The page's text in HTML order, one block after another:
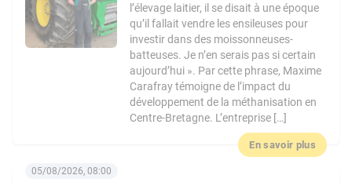
l’élevage laitier, il se disait à une époque
qu’il fallait vendre les ensileuses pour
investir dans des moissonneuses-
batteuses. Je n’en serais pas si certain
aujourd’hui ». Par cette phrase, Maxime
Carafray témoigne de l’impact du
développement de la méthanisation en
Centre-Bretagne. L’entreprise […]
En savoir plus
05/08/2026, 08:00